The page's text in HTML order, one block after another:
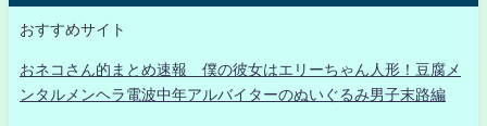
おすすめサイト
おネコさん的まとめ速報 僕の彼女はエリーちゃん人形！豆腐メ
ンタルメンヘラ電波中年アルバイターのぬいぐるみ男子末路編